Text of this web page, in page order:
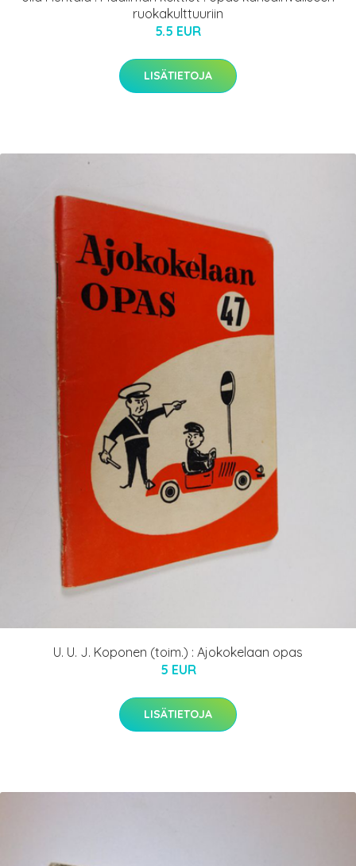
ruokakulttuuriin
5.5 EUR
LISÄTIETOJA
U. U. J. Koponen (toim.) : Ajokokelaan opas
5 EUR
LISÄTIETOJA